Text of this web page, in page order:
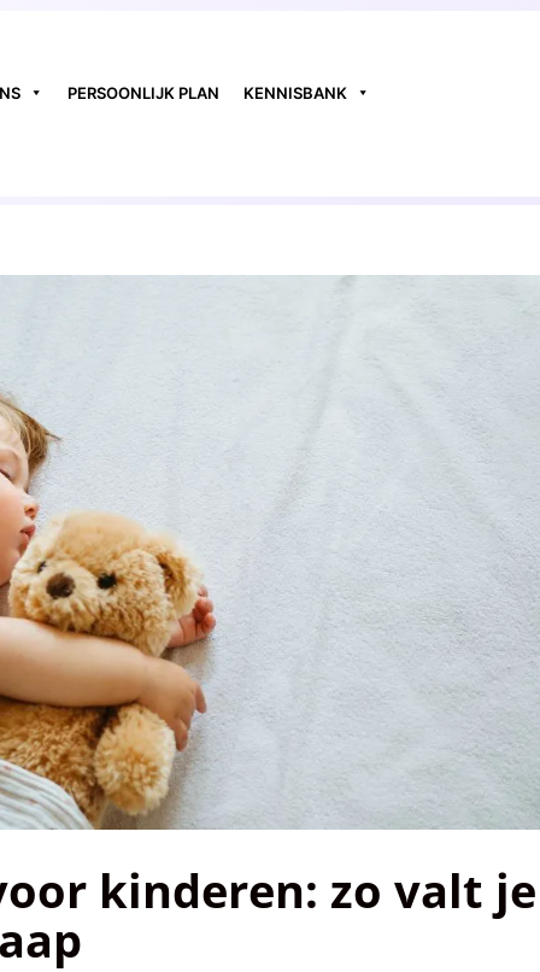
PERSOONLIJK PLAN KENNISBANK
kinderen: zo valt je